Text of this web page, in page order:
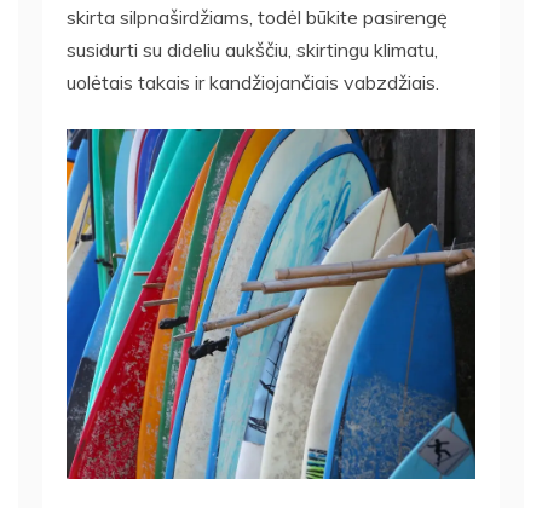
skirta silpnaširdžiams, todėl būkite pasirengę
susidurti su dideliu aukščiu, skirtingu klimatu,
uolėtais takais ir kandžiojančiais vabzdžiais.